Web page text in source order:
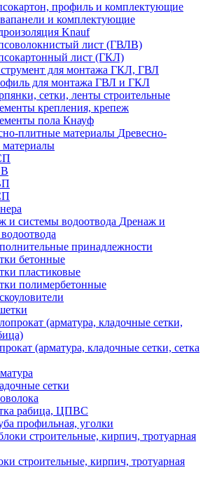
профиль и комплектующие
и комплектующие
Knauf
лист (ГВЛВ)
лист (ГКЛ)
для монтажа ГКЛ, ГВЛ
для монтажа ГВЛ и ГКЛ
сетки, ленты строительные
крепления, крепеж
пола Кнауф
Древесно-
Дренаж и
принадлежности
бетонные
пластиковые
полимербетонные
(арматура, кладочные сетки, сетка
сетки
рабица, ЦПВС
профильная, уголки
строительные, кирпич, тротуарная